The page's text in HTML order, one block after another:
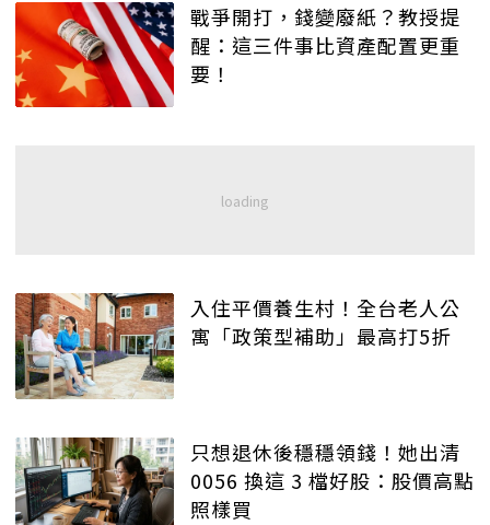
戰爭開打，錢變廢紙？教授提
醒：這三件事比資產配置更重
要！
入住平價養生村！全台老人公
寓「政策型補助」最高打5折
只想退休後穩穩領錢！她出清
0056 換這 3 檔好股：股價高點
照樣買